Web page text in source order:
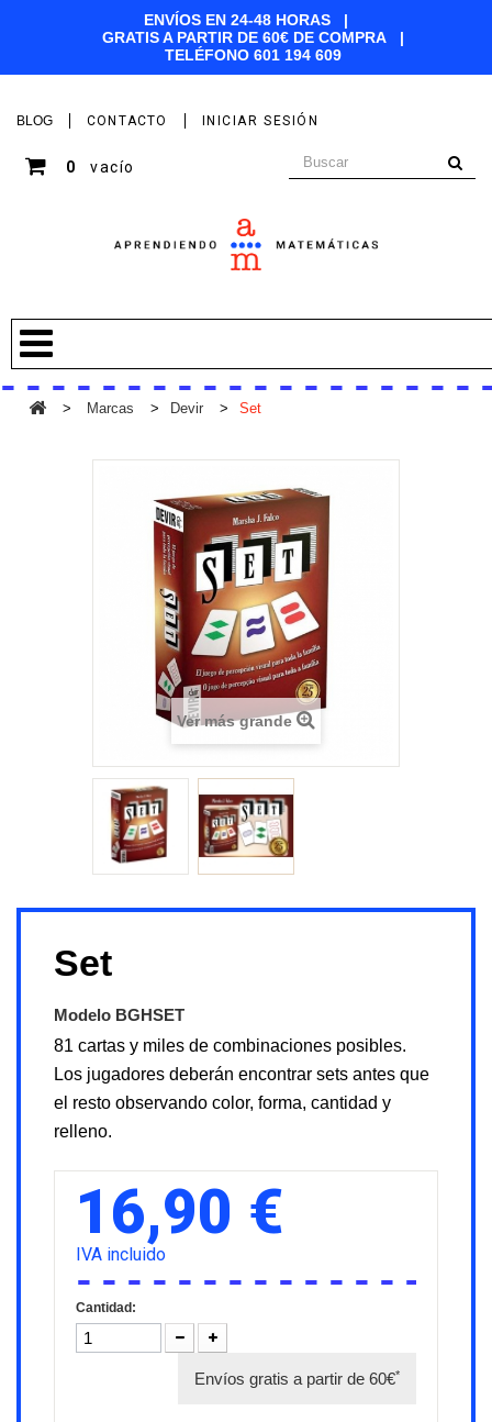
ENVÍOS EN 24-48 HORAS |
GRATIS A PARTIR DE 60€ DE COMPRA |
TELÉFONO 601 194 609
BLOG CONTACTO INICIAR SESIÓN
0 vacío
> Marcas > Devir > Set
Ver más grande
Set
Modelo BGHSET
81 cartas y miles de combinaciones posibles.
Los jugadores deberán encontrar sets antes que
el resto observando color, forma, cantidad y
relleno.
16,90 €
IVA incluido
Cantidad:
Envíos gratis a partir de 60€*